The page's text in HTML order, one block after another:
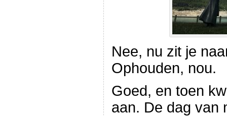
Nee, nu zit je
Ophouden, nou.
Goed, en toen
aan. De dag van